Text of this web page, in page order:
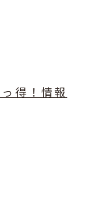
得！情報